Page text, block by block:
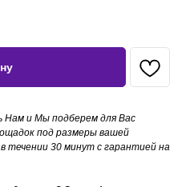
Нам и Мы подберем для Вас
под размеры вашей
30 минут с гарантией на